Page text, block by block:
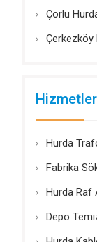
Çorlu
Çerkezköy
Hurda
Fabrika
Hurda Raf
Depo